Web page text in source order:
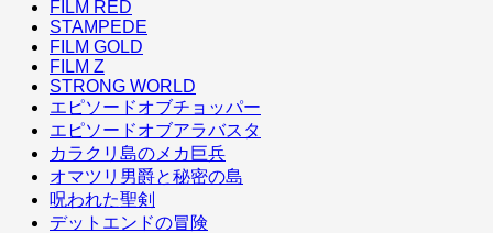
FILM RED
STAMPEDE
FILM GOLD
FILM Z
STRONG WORLD
エピソードオブチョッパー
エピソードオブアラバスタ
カラクリ島のメカ巨兵
オマツリ男爵と秘密の島
呪われた聖剣
デットエンドの冒険